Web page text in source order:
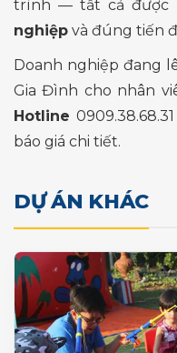
trình — tất cả được
nghiệp và đúng tiến
Doanh nghiệp đang
Gia Đình cho nhân
Hotline
báo giá chi tiết.
DỰ ÁN KHÁC